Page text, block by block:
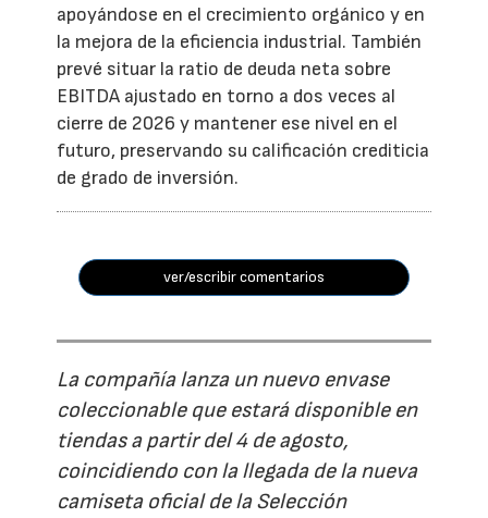
apoyándose en el crecimiento orgánico y en
la mejora de la eficiencia industrial. También
prevé situar la ratio de deuda neta sobre
EBITDA ajustado en torno a dos veces al
cierre de 2026 y mantener ese nivel en el
futuro, preservando su calificación crediticia
de grado de inversión.
ver/escribir comentarios
La compañía lanza un nuevo envase
coleccionable que estará disponible en
tiendas a partir del 4 de agosto,
coincidiendo con la llegada de la nueva
camiseta oficial de la Selección